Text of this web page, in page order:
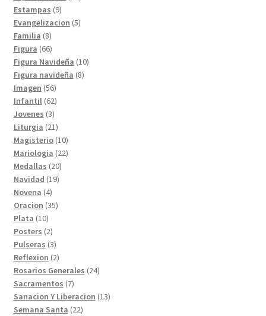
Estampas 99
productos
Evangelizacion 55
Familia 88
productos
Figura 6666
productos
Figura Navideña 1010
Figura navideña 88
Imagen 5656
productos
Infantil 6262
productos
Jovenes 33
productos
Liturgia 2121
productos
Magisterio 1010
productos
Mariologia 2222
Medallas 2020
productos
Navidad 1919
Novena 44
productos
Oracion 3535
Plata 1010
productos
Posters 22
productos
Pulseras 33
productos
Reflexion 22
productos
Rosarios Generales 2424
Sacramentos 77
productos
Sanacion Y Liberacion 1313
Semana Santa 2222